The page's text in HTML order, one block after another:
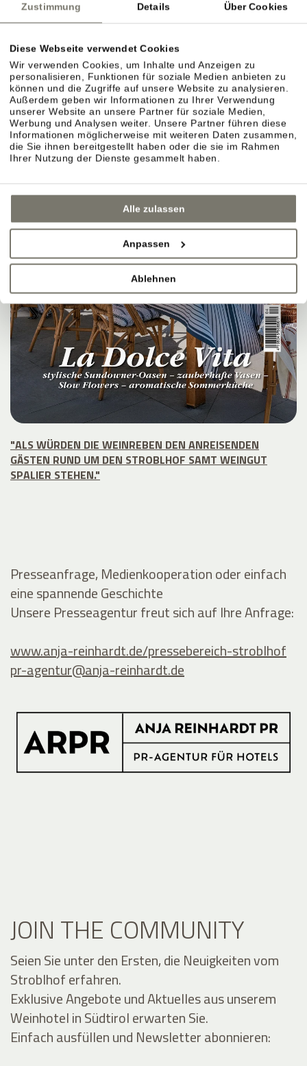
Zustimmung Details Über Cookies
Diese Webseite verwendet Cookies
Wir verwenden Cookies, um Inhalte und Anzeigen zu
personalisieren, Funktionen für soziale Medien anbieten zu
können und die Zugriffe auf unsere Website zu analysieren.
Außerdem geben wir Informationen zu Ihrer Verwendung
unserer Website an unsere Partner für soziale Medien,
Werbung und Analysen weiter. Unsere Partner führen diese
Informationen möglicherweise mit weiteren Daten zusammen,
die Sie ihnen bereitgestellt haben oder die sie im Rahmen
Ihrer Nutzung der Dienste gesammelt haben.
Alle zulassen
Anpassen
Ablehnen
"WOHNEN IM WEIN."
"ALS WÜRDEN DIE WEINREBEN DEN ANREISENDEN
GÄSTEN RUND UM DEN STROBLHOF SAMT WEINGUT
SPALIER STEHEN."
Presseanfrage, Medienkooperation oder einfach
eine spannende Geschichte
Unsere Presseagentur freut sich auf Ihre Anfrage:
www.anja-reinhardt.de/pressebereich-stroblhof
pr-agentur@anja-reinhardt.de
JOIN THE COMMUNITY
Seien Sie unter den Ersten, die Neuigkeiten vom
Stroblhof erfahren.
Exklusive Angebote und Aktuelles aus unserem
Weinhotel in Südtirol erwarten Sie.
Einfach ausfüllen und Newsletter abonnieren: